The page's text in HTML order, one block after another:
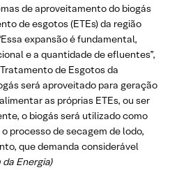
de aproveitamento do biogás
de esgotos (ETEs) da região
expansão é fundamental,
e a quantidade de efluentes”,
de Esgotos da
será aproveitado para geração
as próprias ETEs, ou ser
o biogás será utilizado como
processo de secagem de lodo,
que demanda considerável
da Energia)